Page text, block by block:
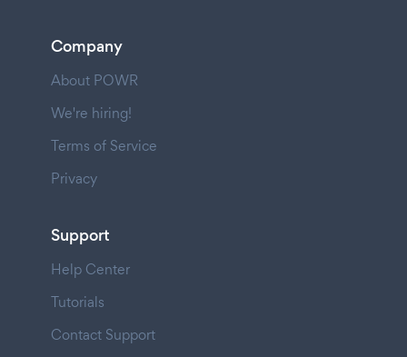
Company
About POWR
We're hiring!
Terms of Service
Privacy
Support
Help Center
Tutorials
Contact Support